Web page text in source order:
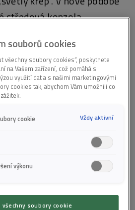
středová konzola.
k sedadlu řidičea nabízí
nabíjení s nabíjecím
modernizovaných
mechanický ovládací
do multifunkčních
na funkcích mají zákazníci
volantu: dvě
a tříramenný volant
S, který má nahoře a dole
souborů cookies
všechny soubory cookies“, poskytnete
na Vašem zařízení, což pomáhá s
využití dat a s našimi marketingovými
cookies tak, abychom Vám umožnili co
cookie Vždy aktivní
výkonu
soubory cookie